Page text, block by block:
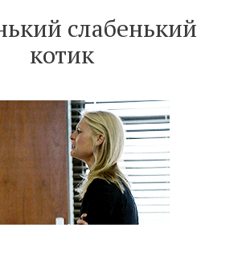
слабенький
котик